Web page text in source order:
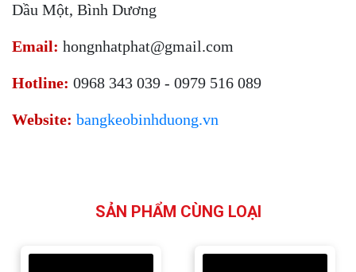
Dầu Một, Bình Dương
Email: hongnhatphat@gmail.com
Hotline: 0968 343 039 - 0979 516 089
Website: bangkeobinhduong.vn
SẢN PHẨM CÙNG LOẠI